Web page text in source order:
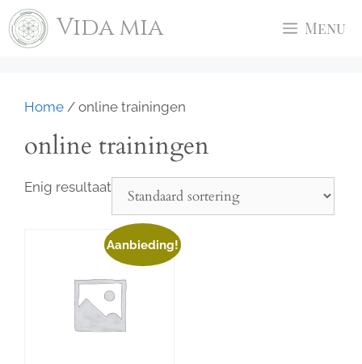
Ga
naar
Vida mia Menu
Home / online trainingen
online trainingen
Enig resultaat
Aanbieding!